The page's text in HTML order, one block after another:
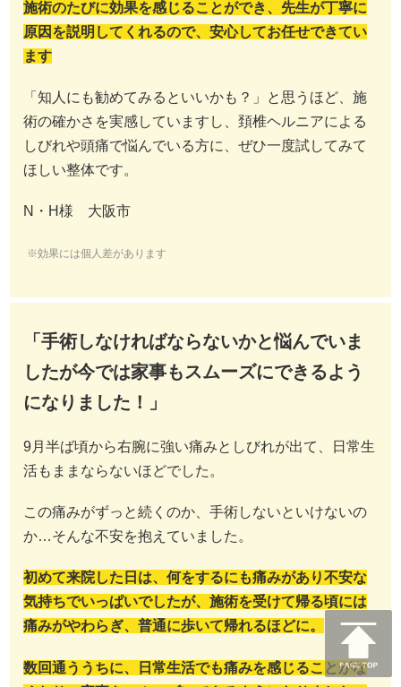
施術のたびに効果を感じることができ、先生が丁寧に
原因を説明してくれるので、安心してお任せできてい
ます
「知人にも勧めてみるといいかも？」と思うほど、施
術の確かさを実感していますし、頚椎ヘルニアによる
しびれや頭痛で悩んでいる方に、ぜひ一度試してみて
ほしい整体です。
N・H様 大阪市
※効果には個人差があります
「手術しなければならないかと悩んでいま
したが今では家事もスムーズにできるよう
になりました！」
9月半ば頃から右腕に強い痛みとしびれが出て、日常生
活もままならないほどでした。
この痛みがずっと続くのか、手術しないといけないの
か…そんな不安を抱えていました。
初めて来院した日は、何をするにも痛みがあり不安な
気持ちでいっぱいでしたが、施術を受けて帰る頃には
痛みがやわらぎ、普通に歩いて帰れるほどに。
数回通ううちに、日常生活でも痛みを感じることがな